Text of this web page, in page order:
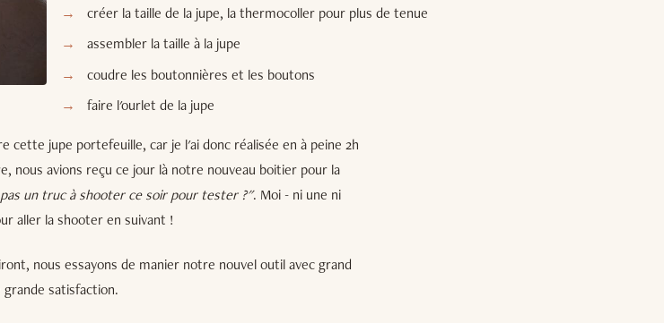
créer la taille de la jupe, la thermocoller pour plus de tenue
assembler la taille à la jupe
coudre les boutonnières et les boutons
faire l'ourlet de la jupe
cette jupe portefeuille, car je l'ai donc réalisée en à peine 2h
nous avions reçu ce jour là notre nouveau boitier pour la
un truc à shooter ce soir pour tester ?". Moi - ni une ni
aller la shooter en suivant !
nous essayons de manier notre nouvel outil avec grand
grande satisfaction.